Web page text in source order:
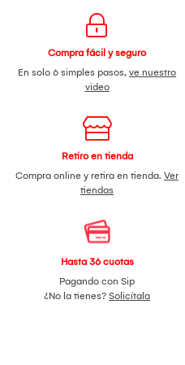
Compra fácil y seguro
En solo 6 simples pasos, ve nuestro
video
Retiro en tienda
Compra online y retira en tienda. Ver
tiendas
Hasta 36 cuotas
Pagando con Sip
¿No la tienes? Solicítala